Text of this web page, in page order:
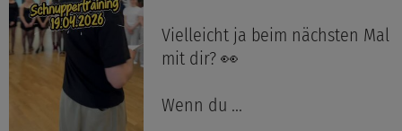
Vielleicht ja beim nächsten Mal
mit dir? 👀
Wenn du ...